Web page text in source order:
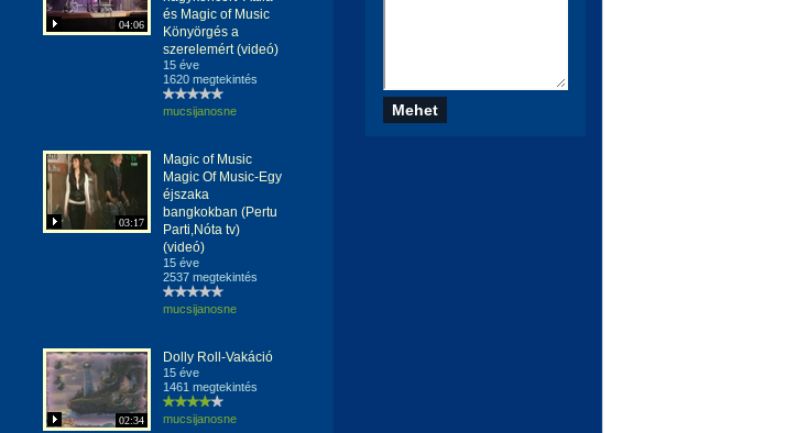
04:06
és Magic of Music
Könyörgés a
szerelemért (videó)
15 éve
1620 megtekintés
mucsijanosne
03:17
Magic of Music
Magic Of Music-Egy
éjszaka
bangkokban (Pertu
Parti,Nóta tv)
(videó)
15 éve
2537 megtekintés
mucsijanosne
02:34
Dolly Roll-Vakáció
15 éve
1461 megtekintés
mucsijanosne